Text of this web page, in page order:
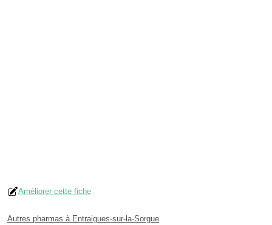
Améliorer cette fiche
Autres pharmas à Entraigues-sur-la-Sorgue